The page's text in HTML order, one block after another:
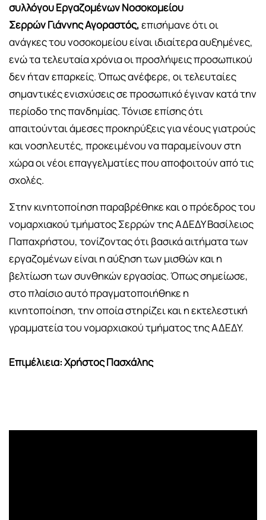
συλλόγουΕργαζομένων Νοσοκομείου
ΣερρώνΓιάννης Αγοραστός,επισήμανε ότι οι
ανάγκες του νοσοκομείου είναι ιδιαίτερα αυξημένες,
ενώ τα τελευταία χρόνια οι προσλήψεις προσωπικού
δεν ήταν επαρκείς. Όπως ανέφερε, οι τελευταίες
σημαντικές ενισχύσεις σε προσωπικό έγιναν κατά την
περίοδο της πανδημίας. Τόνισε επίσης ότι
απαιτούνται άμεσες προκηρύξεις για νέους γιατρούς
και νοσηλευτές, προκειμένου να παραμείνουν στη
χώρα οι νέοι επαγγελματίες που αποφοιτούν από τις
σχολές.
Στην κινητοποίηση παραβρέθηκε και ο πρόεδρος του
νομαρχιακού τμήματος Σερρών τηςΑΔΕΔΥΒασίλειος
Παπαχρήστου, τονίζοντας ότι βασικά αιτήματα των
εργαζομένων είναι η αύξηση των μισθών και η
βελτίωση των συνθηκών εργασίας. Όπως σημείωσε,
στο πλαίσιο αυτό πραγματοποιήθηκε η
κινητοποίηση, την οποία στηρίζει και η εκτελεστική
γραμματεία του νομαρχιακού τμήματος της ΑΔΕΔΥ.
Επιμέλιεια: Χρήστος Πασχάλης